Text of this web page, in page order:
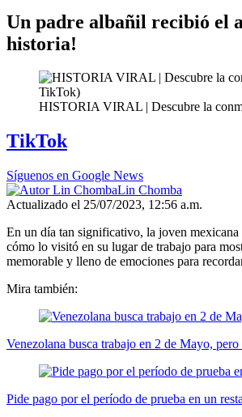
Un padre albañil recibió el
historia!
HISTORIA VIRAL | Descubre la
TikTok
Síguenos en Google News
Lin Chomba
Actualizado el 25/07/2023, 12:56 a.m.
En un día tan significativo, la joven mexicana
cómo lo visitó en su lugar de trabajo para
memorable y lleno de emociones para
Mira también:
Venezolana busca trabajo en 2 de Mayo,
Pide pago por el período de prueba en un